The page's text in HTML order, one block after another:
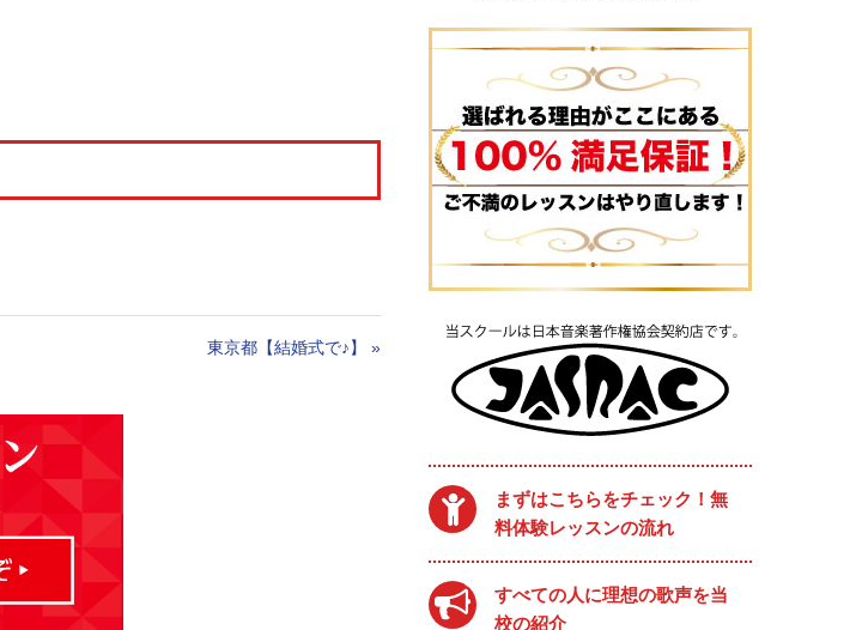
東京都【結婚式で♪】 »
まずはこちらをチェック！無
料体験レッスンの流れ
すべての人に理想の歌声を当
校の紹介